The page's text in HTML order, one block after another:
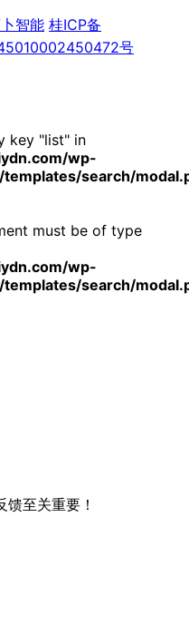
智能 桂ICP备
号
key "list" in
wp-
search/
must be of type
wp-
search/
至关重要！